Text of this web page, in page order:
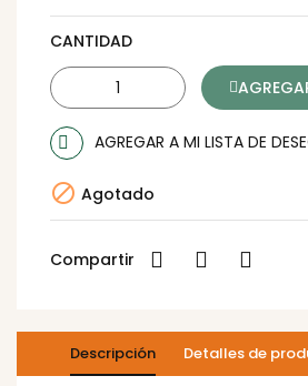
CANTIDAD
AGREGAR A MI LISTA DE
 Agotado
Compartir
Descripción Detalles de